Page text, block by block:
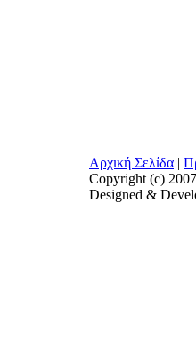
Αρχική Σελίδα |
Copyright (c)
Designed &